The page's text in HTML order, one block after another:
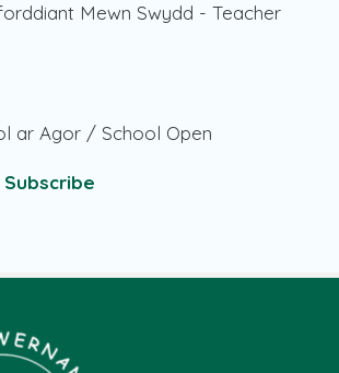
Mewn Swydd - Teacher
ar Agor / School Open